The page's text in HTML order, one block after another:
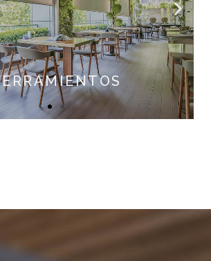
al usuario volver un ambiente
una terraza o un patio, en una
del interior de su casa o negocio.
Conoce más